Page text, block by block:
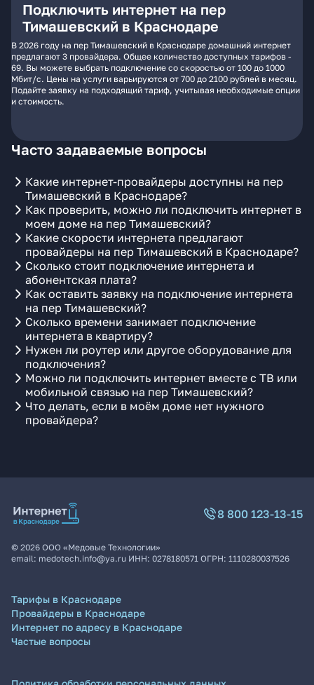
Подключить интернет на пер
Тимашевский в Краснодаре
В 2026 году на пер Тимашевский в Краснодаре домашний интернет
предлагают 3 провайдера. Общее количество доступных тарифов -
69. Вы можете выбрать подключение со скоростью от 100 до 1000
Мбит/с. Цены на услуги варьируются от 700 до 2100 рублей в месяц.
Подайте заявку на подходящий тариф, учитывая необходимые опции
и стоимость.
Часто задаваемые вопросы
Какие интернет-провайдеры доступны на пер
Тимашевский в Краснодаре?
Как проверить, можно ли подключить интернет в
моем доме на пер Тимашевский?
Какие скорости интернета предлагают
провайдеры на пер Тимашевский в Краснодаре?
Сколько стоит подключение интернета и
абонентская плата?
Как оставить заявку на подключение интернета
на пер Тимашевский?
Сколько времени занимает подключение
интернета в квартиру?
Нужен ли роутер или другое оборудование для
подключения?
Можно ли подключить интернет вместе с ТВ или
мобильной связью на пер Тимашевский?
Что делать, если в моём доме нет нужного
провайдера?
8 800 123-13-15
© 2026 ООО «Медовые Технологии»
email: medotech.info@ya.ru ИНН: 0278180571 ОГРН: 1110280037526
Тарифы в Краснодаре
Провайдеры в Краснодаре
Интернет по адресу в Краснодаре
Частые вопросы